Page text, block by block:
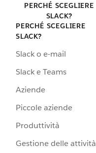
PERCHÉ SCEGLIERE
SLACK?
PERCHÉ SCEGLIERE
SLACK?
Slack o e-mail
Slack e Teams
Aziende
Piccole aziende
Produttività
Gestione delle attività